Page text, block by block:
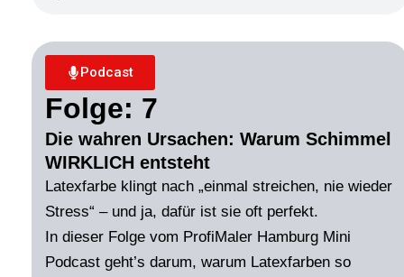
Podcast
Folge: 7
Die wahren Ursachen: Warum Schimmel
WIRKLICH entsteht
Latexfarbe klingt nach „einmal streichen, nie wieder
Stress“ – und ja, dafür ist sie oft perfekt.
In dieser Folge vom ProfiMaler Hamburg Mini
Podcast geht’s darum, warum Latexfarben so